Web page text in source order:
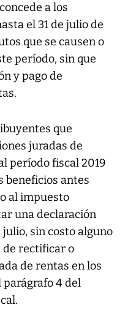
a los
el 31 de julio de
que se causen o
período, sin que
y pago de
que
juradas de
período fiscal 2019
beneficios antes
al impuesto
una declaración
sin costo alguno
rectificar o
de rentas en los
4 del